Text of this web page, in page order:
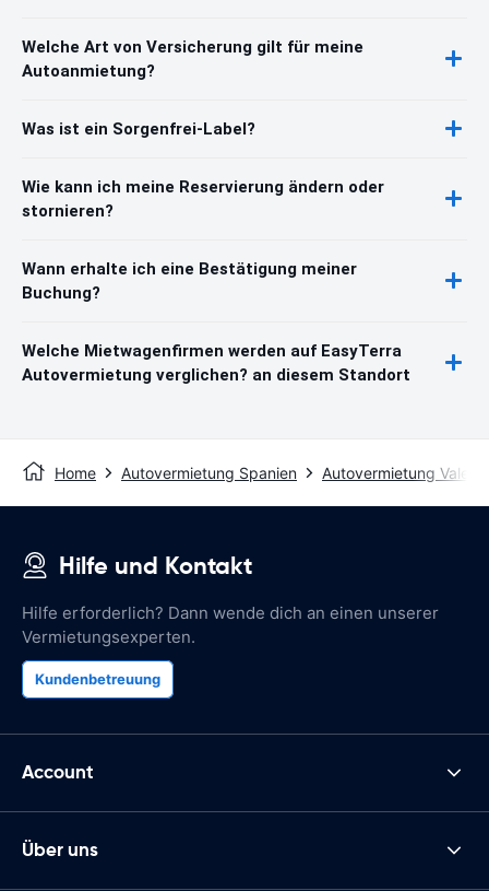
Welche Art von Versicherung gilt für meine
Autoanmietung?
Was ist ein Sorgenfrei-Label?
Wie kann ich meine Reservierung ändern oder
stornieren?
Wann erhalte ich eine Bestätigung meiner
Buchung?
Welche Mietwagenfirmen werden auf EasyTerra
Autovermietung verglichen? an diesem Standort
Home Autovermietung Spanien Autovermietung
Hilfe und Kontakt
Hilfe erforderlich? Dann wende dich an einen unserer
Vermietungsexperten.
Kundenbetreuung
Account
Über uns